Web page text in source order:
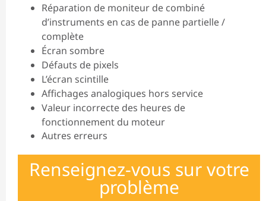
Réparation de moniteur de combiné
d’instruments en cas de panne partielle /
complète
Écran sombre
Défauts de pixels
L’écran scintille
Affichages analogiques hors service
Valeur incorrecte des heures de
fonctionnement du moteur
Autres erreurs
Renseignez-vous sur votre
problème